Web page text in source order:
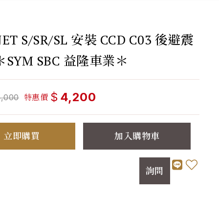
S/SR/SL 安裝 CCD C03 後避震
SYM SBC 益隆車業＊
特惠價 $ 4,200
立即購買 加入購物車
詢問